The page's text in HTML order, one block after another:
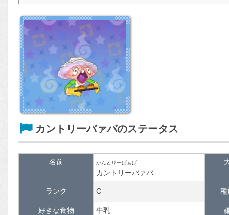
カントリーバァバのステータス
名前 かんとりーばぁば
カントリーバァバ
ランク C 種
好きな食物 牛乳